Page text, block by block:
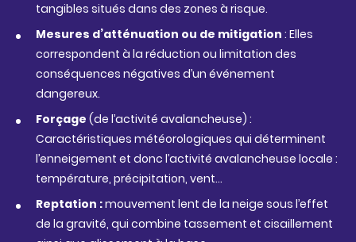
tangibles situés dans des zones à risque.
Mesures d’atténuation ou de mitigation : Elles
correspondent à la réduction ou limitation des
conséquences négatives d’un événement
dangereux.
Forçage (de l’activité avalancheuse) :
Caractéristiques météorologiques qui déterminent
l’enneigement et donc l’activité avalancheuse locale :
température, précipitation, vent…
Reptation :mouvement lent de la neige sous l’effet
de la gravité, qui combine tassement et cisaillement